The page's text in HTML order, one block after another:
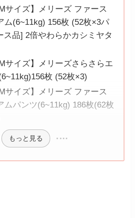
サイズ】メリーズ ファース
ム(6~11kg) 156枚 (52枚×3パ
ス品] 2倍やわらかカシミヤタ
サイズ】メリーズさらさらエ
枚 (52枚×3)
サイズ】メリーズ ファース
ムパンツ(6~11kg) 186枚(62枚
もっと見る